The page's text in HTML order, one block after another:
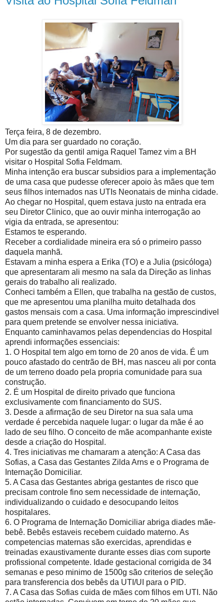
Terça feira, 8 de dezembro.
Um dia para ser guardado no coração.
Por sugestão da gentil amiga Raquel Tamez vim a BH
visitar o Hospital Sofia Feldmam.
Minha intenção era buscar subsidios para a implementação
de uma casa que pudesse oferecer apoio às mães que tem
seus filhos internados nas UTIs Neonatais de minha cidade.
Ao chegar no Hospital, quem estava justo na entrada era
seu Diretor Clinico, que ao ouvir minha interrogação ao
vigia da entrada, se apresentou:
Estamos te esperando.
Receber a cordialidade mineira era só o primeiro passo
daquela manhã.
Estavam a minha espera a Erika (TO) e a Julia (psicóloga)
que apresentaram ali mesmo na sala da Direção as linhas
gerais do trabalho ali realizado.
Conheci também a Ellen, que trabalha na gestão de custos,
que me apresentou uma planilha muito detalhada dos
gastos mensais com a casa. Uma informação imprescindivel
para quem pretende se envolver nessa iniciativa.
Enquanto caminhavamos pelas dependencias do Hospital
aprendi informações essenciais:
1. O Hospital tem algo em torno de 20 anos de vida. É um
pouco afastado do centrão de BH, mas nasceu ali por conta
de um terreno doado pela propria comunidade para sua
construção.
2. É um Hospital de direito privado que funciona
exclusivamente com financiamento do SUS.
3. Desde a afirmação de seu Diretor na sua sala uma
verdade é percebida naquele lugar: o lugar da mãe é ao
lado de seu filho. O conceito de mãe acompanhante existe
desde a criação do Hospital.
4. Tres iniciativas me chamaram a atenção: A Casa das
Sofias, a Casa das Gestantes Zilda Arns e o Programa de
Internação Domiciliar.
5. A Casa das Gestantes abriga gestantes de risco que
precisam controle fino sem necessidade de internação,
individualizando o cuidado e desocupando leitos
hospitalares.
6. O Programa de Internação Domiciliar abriga diades mãe-
bebê. Bebês estaveis recebem cuidado materno. As
competencias maternas são exercidas, aprendidas e
treinadas exaustivamente durante esses dias com suporte
profissional competente. Idade gestacional corrigida de 34
semanas e peso minimo de 1500g são criterios de seleção
para transferencia dos bebês da UTI/UI para o PID.
7. A Casa das Sofias cuida de mães com filhos em UTI. Não